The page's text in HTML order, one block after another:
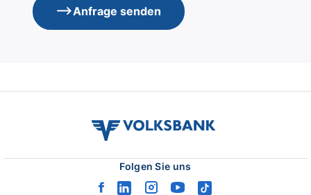
Anfrage senden
volksbank
Folgen Sie uns